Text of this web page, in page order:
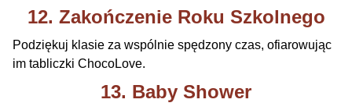
12. Zakończenie Roku Szkolnego
Podziękuj klasie za wspólnie spędzony czas, ofiarowując
im tabliczki ChocoLove.
13. Baby Shower